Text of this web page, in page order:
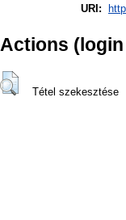
URI:
Actions
Tétel szekesztése